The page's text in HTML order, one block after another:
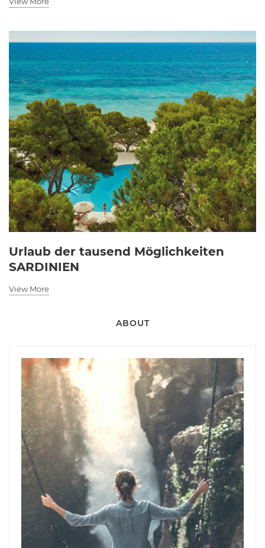
Urlaub der tausend Möglichkeiten
SARDINIEN
View More
ABOUT